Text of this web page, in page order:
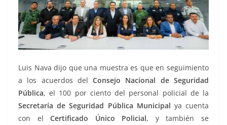
Luis Nava dijo que una muestra es que en seguimiento
a los acuerdos delConsejo Nacional de Seguridad
Pública, el 100 por ciento del personal policial de la
Secretaría de Seguridad Pública Municipal ya cuenta
con elCertificado Único Policial, y también se